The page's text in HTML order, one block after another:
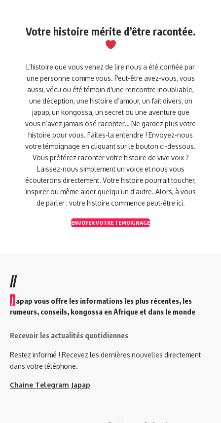
Votre histoire mérite d’être racontée.
L’histoire que vous venez de lire nous a été confiée par
une personne comme vous. Peut-être avez-vous, vous
aussi, vécu ou été témoin d'une rencontre inoubliable,
une déception, une histoire d’amour, un fait divers, un
japap, un kongossa, un secret ou une aventure que
vous n’avez jamais osé raconter… Ne gardez plus votre
histoire pour vous. Faites-la entendre ! Envoyez-nous
votre témoignage en cliquant sur le bouton ci-dessous.
Vous préférez raconter votre histoire de vive voix ?
Laissez-nous simplement un voice et nous vous
écouterons directement. Votre histoire pourrait toucher,
inspirer ou même aider quelqu’un d’autre. Alors, à vous
de parler : votre histoire commence peut-être ici.
ENVOYER VOTRE TEMOIGNAGE
//
J apap vous offre les informations les plus récentes, les
rumeurs, conseils, kongossa en Afrique et dans le monde
Recevoir les actualités quotidiennes
Restez informé ! Recevez les dernières nouvelles directement
dans votre téléphone.
Chaine Telegram Japap